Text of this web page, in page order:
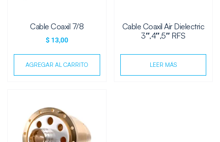
Cable Coaxil 7/8
$13,00
AGREGAR AL CARRITO
Cable Coaxil Air Dielectric
3″,4″,5″ RFS
LEER MÁS